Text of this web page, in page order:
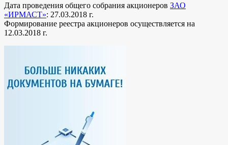
Дата проведения общего собрания акционеров ЗАО
«ИРМАСТ»: 27.03.2018 г.
Формирование реестра акционеров осуществляется на
12.03.2018 г.